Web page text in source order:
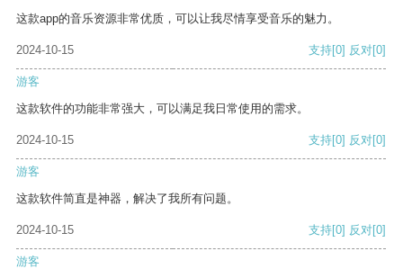
这款app的音乐资源非常优质，可以让我尽情享受音乐的魅力。
2024-10-15 支持[0] 反对[0]
游客
这款软件的功能非常强大，可以满足我日常使用的需求。
2024-10-15 支持[0] 反对[0]
游客
这款软件简直是神器，解决了我所有问题。
2024-10-15 支持[0] 反对[0]
游客